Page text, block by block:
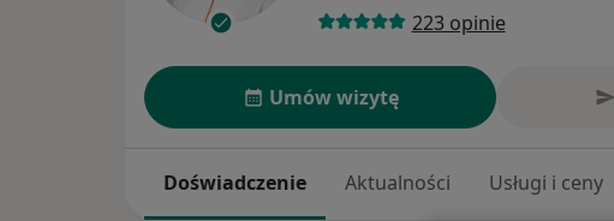
223 opinie
Umów wizytę
Doświadczenie Aktualności Usługi i ceny